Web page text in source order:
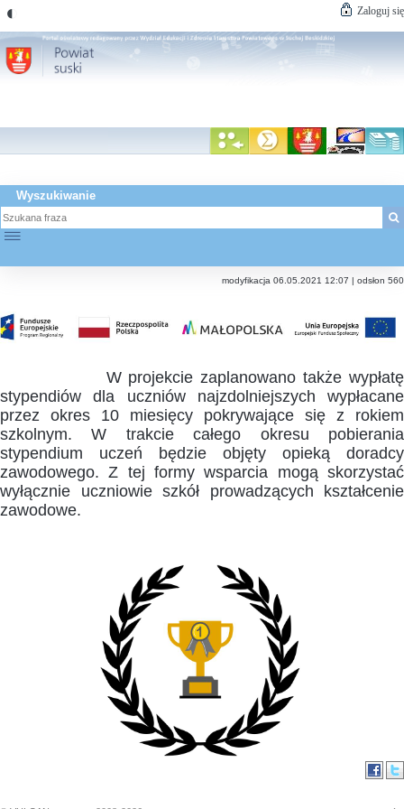
◐ Zaloguj się
Wyszukiwanie
☰
modyfikacja 06.05.2021 12:07 | odsłon 560
W projekcie zaplanowano także wypłatę
stypendiów dla uczniów najzdolniejszych wypłacane
przez okres 10 miesięcy pokrywające się z rokiem
szkolnym. W trakcie całego okresu pobierania
stypendium uczeń będzie objęty opieką doradcy
zawodowego. Z tej formy wsparcia mogą skorzystać
wyłącznie uczniowie szkół prowadzących kształcenie
zawodowe.